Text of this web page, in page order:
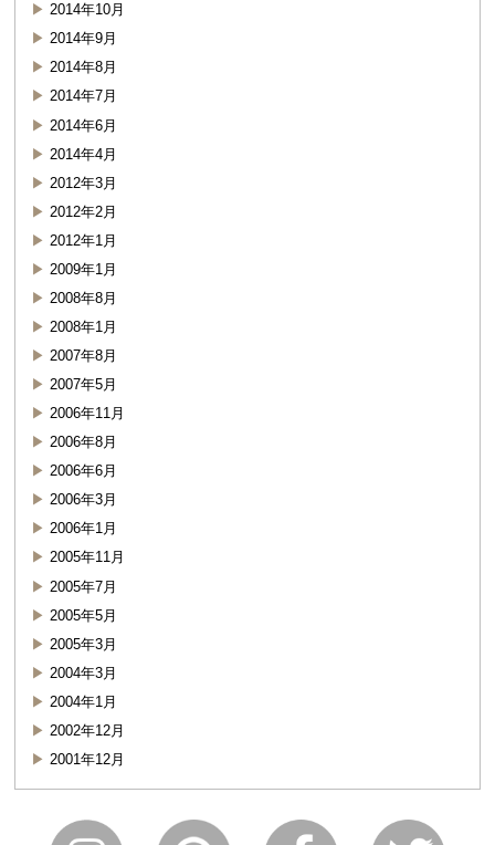
2014年10月
2014年9月
2014年8月
2014年7月
2014年6月
2014年4月
2012年3月
2012年2月
2012年1月
2009年1月
2008年8月
2008年1月
2007年8月
2007年5月
2006年11月
2006年8月
2006年6月
2006年3月
2006年1月
2005年11月
2005年7月
2005年5月
2005年3月
2004年3月
2004年1月
2002年12月
2001年12月